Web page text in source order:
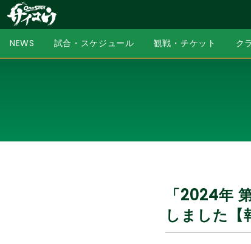
NEWS 試合・スケジュール 観戦・チケット ク
「2024年
しました【